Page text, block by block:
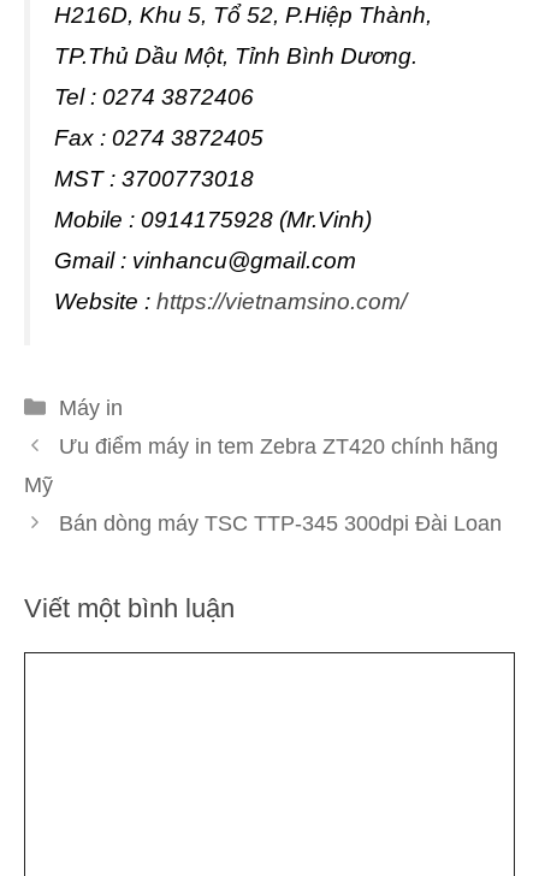
H216D, Khu 5, Tổ 52, P.Hiệp Thành,
TP.Thủ Dầu Một, Tỉnh Bình Dương.
Tel : 0274 3872406
Fax : 0274 3872405
MST : 3700773018
Mobile : 0914175928 (Mr.Vinh)
Gmail : vinhancu@gmail.com
Website : https://vietnamsino.com/
Danh
mục
Máy in
Ưu điểm máy in tem Zebra ZT420 chính hãng
Mỹ
Bán dòng máy TSC TTP-345 300dpi Đài Loan
Viết một bình luận